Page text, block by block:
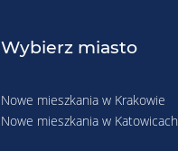
Wybierz miasto
Nowe mieszkania w Krakowie
Nowe mieszkania w Katowicach